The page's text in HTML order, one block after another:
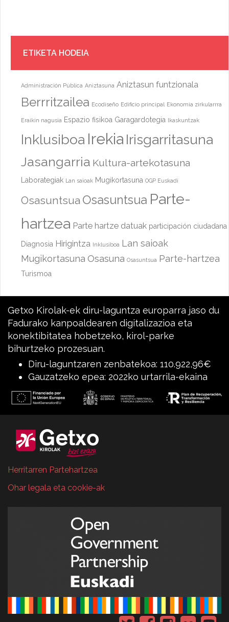
ETIKETA HODEIA
Administración Pública Aniztasuna Aniztasun funtzionala
Berrritzailea Ecodiseño Edificio principal Ekonomia zirkularrra
Eraikin nagusia Espazio fisikoa Garagardotegia Ikaskuntzak
Inklusiboa Irekia Irisgarritasuna
Jasangarria Kultura-artekotasuna
Laborategiak Lan saioak Mugikortasuna OGP Euskadi
Osasuntsua Osasuntsua Parte-
hartzea Parte hartze datuak participación ciudadana
Diagnosia Hirigintza Inklusiboa Lan saioak
Mugikortasuna Osasuna Osasuntsua Parte-hartzea
Turismoa
Getxo Kirolak-ek diru-laguntza europarra jaso du
Fadurako kanpoaldearen digitalizazioa eta
konektibitatea hobetzeko, kirol-parke
bihurtzeko prozesuan.
Diru-laguntzaren zenbatekoa: 110.922,96€
Gauzatzeko epea: 2022ko urtarrila-ekaina
Herritarren Partehartzea
Ohar legala eta cookie-ak